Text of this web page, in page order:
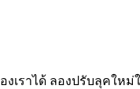
เราได้ ลองปรับลุคให